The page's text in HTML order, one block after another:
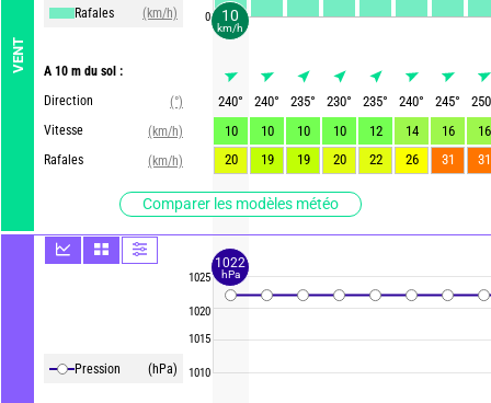
VENT
Rafales
(km/h)
A 10 m du sol :
Direction
(°)
Vitesse
(km/h)
Rafales
(km/h)
Comparer les modèles météo
Pression (hPa)
0
1025
1020
1015
1010
240° 240° 235° 230° 235° 240° 245°
250
10
10 10 10 12 14 16
16
20
19 19 20 22 26 31 31
10
km/h
1022
hPa